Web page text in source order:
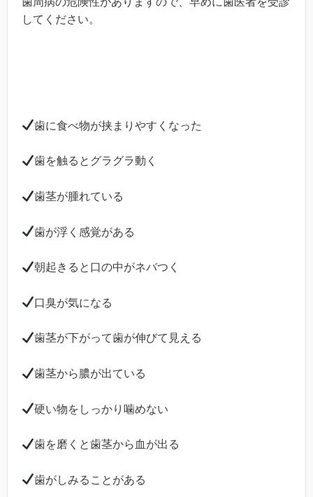
してください。
歯に食べ物が挟まりやすくなった
歯を触るとグラグラ動く
歯茎が腫れている
歯が浮く感覚がある
朝起きると口の中がネバつく
口臭が気になる
歯茎が下がって歯が伸びて見える
歯茎から膿が出ている
硬い物をしっかり噛めない
歯を磨くと歯茎から血が出る
歯がしみることがある